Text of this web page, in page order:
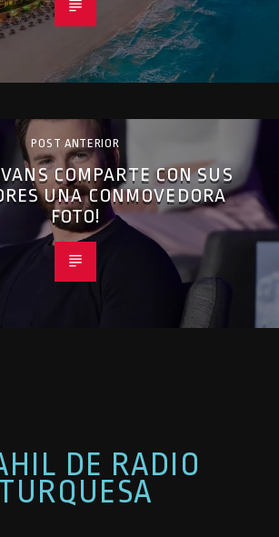
POST ANTERIOR
COMPARTE CON SUS
UNA CONMOVEDORA
FOTO!
DE RADIO